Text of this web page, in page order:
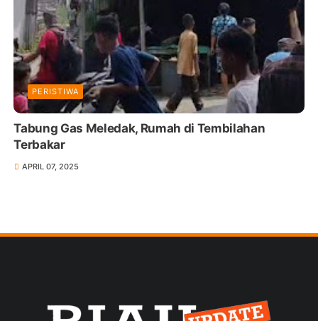
PERISTIWA
Tabung Gas Meledak, Rumah di Tembilahan
Terbakar
APRIL 07, 2025